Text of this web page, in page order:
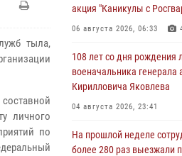
тыла,
личного
по
акция "Каникулы с
06 августа 2026, 06:33
108 лет со дня рождения
военачальника генерала
Кирилловича Яковлева
04 августа 2026, 23:41
На прошлой неделе
более 280 раз выезжали